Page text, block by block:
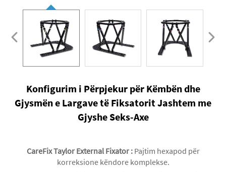
Konfigurim i Përpjekur për Këmbën dhe
Gjysmën e Largave të Fiksatorit Jashtem me
Gjyshe Seks-Axe
CareFix Taylor External Fixator ‌: Pajtim hexapod për
korreksione këndore komplekse.